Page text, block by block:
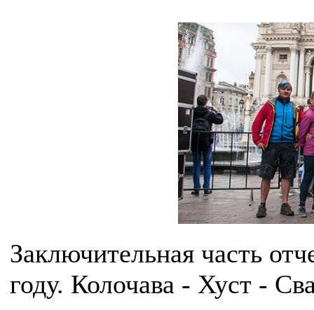
Заключительная часть
году. Колочава - Хуст -